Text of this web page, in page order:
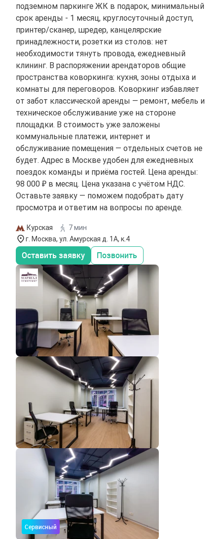
подземном паркинге ЖК в подарок, минимальный
срок аренды - 1 месяц, круглосуточный доступ,
принтер/сканер, шредер, канцелярские
принадлежности, розетки из столов: нет
необходимости тянуть провода, ежедневный
клининг. В распоряжении арендаторов общие
пространства коворкинга: кухня, зоны отдыха и
комнаты для переговоров. Коворкинг избавляет
от забот классической аренды — ремонт, мебель и
техническое обслуживание уже на стороне
площадки. В стоимость уже заложены
коммунальные платежи, интернет и
обслуживание помещения — отдельных счетов не
будет. Адрес в Москве удобен для ежедневных
поездок команды и приёма гостей. Цена аренды:
98 000 ₽ в месяц. Цена указана с учётом НДС.
Оставьте заявку — поможем подобрать дату
просмотра и ответим на вопросы по аренде.
Курская
7 мин
г. Москва, ул. Амурская д. 1А, к.4
Оставить заявку Позвонить
Сервисный